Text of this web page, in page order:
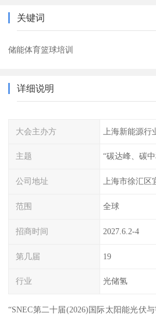
关键词
储能体育篮球培训
详细说明
大会主办方
主题 “碳达峰、碳
公司地址
范围 全球
招商时间 2027.6.2-4
第几届 19
行业 光储氢
“SNEC第二十届(2026)国际太阳能光伏